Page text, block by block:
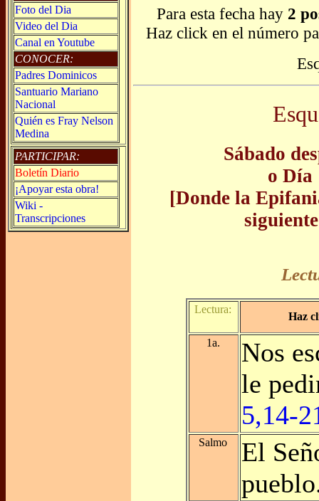
Foto del Dia
Video del Dia
Canal en Youtube
CONOCER:
Padres Dominicos
Santuario Mariano
Nacional
Quién es Fray Nelson
Medina
PARTICIPAR:
Boletín Diario
¡Apoyar esta obra!
Wiki -
Transcripciones
Para esta fecha hay 2
Haz click en el número
Sábado
o Día
[Donde la
Lectura:
Haz
1a.
Nos
le
5,14-
Salmo
El